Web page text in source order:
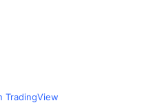
TradingView